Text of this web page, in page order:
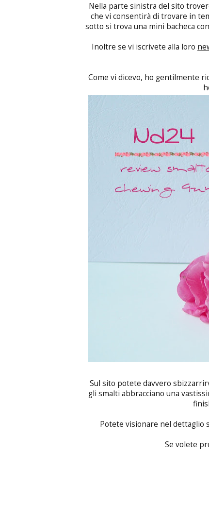
Nella parte sinistra del sito
che vi consentirà di trovare in
sotto si trova una mini bacheca con
Inoltre se vi iscrivete alla loro
Come vi dicevo, ho gentilmente
Sul sito potete davvero
gli smalti abbracciano una
Potete visionare nel dettaglio
Se volete